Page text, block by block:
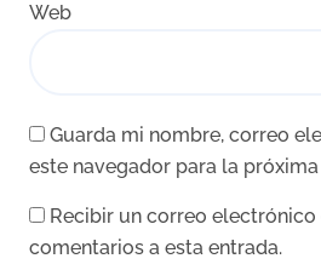
Web
Guarda mi nombre, correo
este navegador para la
Recibir un correo
comentarios a esta entrada.